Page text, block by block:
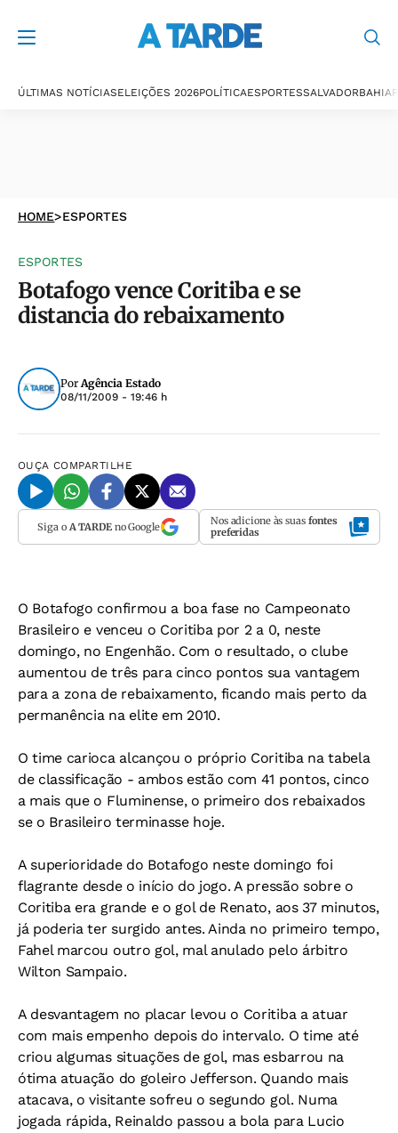
ÚLTIMAS NOTÍCIASELEIÇÕES 2026POLÍTICAESPORTESSALVADORBAHIA
HOME>ESPORTES
ESPORTES
Botafogo vence Coritiba e se
distancia do rebaixamento
PorAgência Estado
08/11/2009 - 19:46 h
OUÇA COMPARTILHE
Siga o A TARDEno Google Nos adicione às suas fontes
preferidas
O Botafogo confirmou a boa fase no Campeonato
Brasileiro e venceu o Coritiba por 2 a 0, neste
domingo, no Engenhão. Com o resultado, o clube
aumentou de três para cinco pontos sua vantagem
para a zona de rebaixamento, ficando mais perto da
permanência na elite em 2010.
O time carioca alcançou o próprio Coritiba na tabela
de classificação - ambos estão com 41 pontos, cinco
a mais que o Fluminense, o primeiro dos rebaixados
se o Brasileiro terminasse hoje.
A superioridade do Botafogo neste domingo foi
flagrante desde o início do jogo. A pressão sobre o
Coritiba era grande e o gol de Renato, aos 37 minutos,
já poderia ter surgido antes. Ainda no primeiro tempo,
Fahel marcou outro gol, mal anulado pelo árbitro
Wilton Sampaio.
A desvantagem no placar levou o Coritiba a atuar
com mais empenho depois do intervalo. O time até
criou algumas situações de gol, mas esbarrou na
ótima atuação do goleiro Jefferson. Quando mais
atacava, o visitante sofreu o segundo gol. Numa
jogada rápida, Reinaldo passou a bola para Lucio